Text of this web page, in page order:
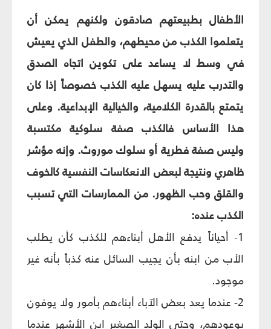
الأطفال بطبيعتهم صادقون ولكنهم يمكن أن
يتعلموا الكذب من محيطهم، والطفل الذي يعيش
في وسط لا يساعد على تكوين اتجاه الصدق
والتدرب عليه يسهل عليه الكذب خصوصاً إذا كان
يتمتع بالقدرة الكلامية، والخيالية الإبداعية. وعلى
هذا الأساس فالكذب صفة سلوكية مكتسبة
وليس صفة فطرية أو سلوك موروث. وإنه مؤشر
ظاهري ونتيجة لبعض الانعكاسات النفسية كالخوف
والقلق وحب الظهور. من الممارسات التي تسبب
الكذب عنده:
1- أحياناً يدفع الأهل أبناءهم للكذب كأن يطلب
الأب من ابنه بأن يجيب السائل عنه كذباً بأنه غير
موجود.
2- عندما يعد بعض الآباء أبناءهم بأمور ولا يوفون
بوعودهم، وحتى الولد الصغير ابن الأشهر عندما